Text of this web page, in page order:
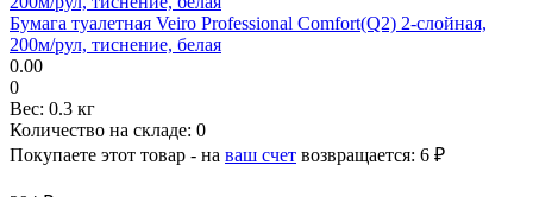
Бумага туалетная Veiro Professional Comfort(Q2) 2-слойная,
200м/рул, тиснение, белая
0.00
0
Вес: 0.3 кг
Количество на складе: 0
Покупаете этот товар - на ваш счет возвращается: 6 ₽